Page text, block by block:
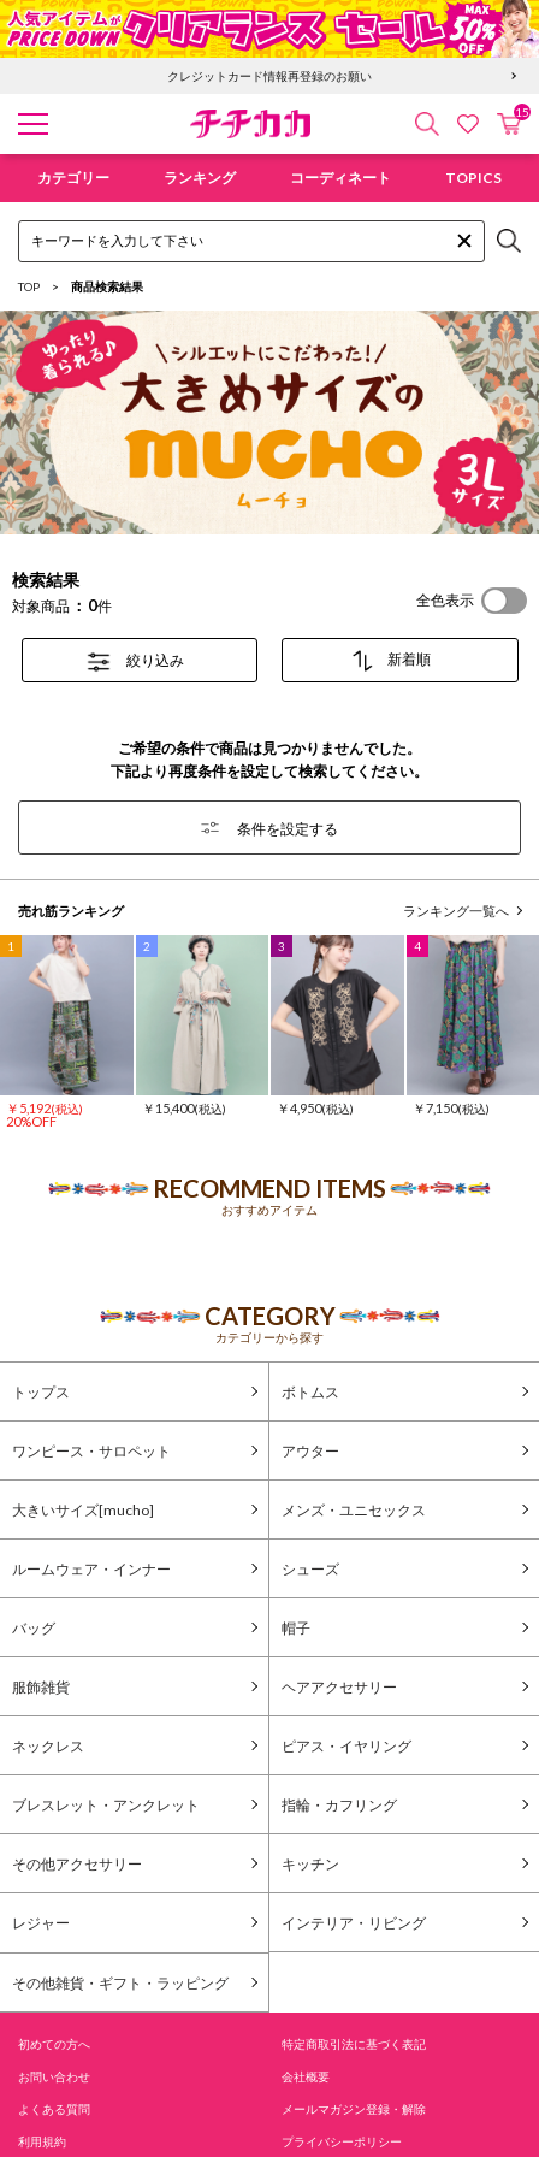
クレジットカード情報再登録のお願い
検索 お気にカ
15
カテゴリー ランキング コーディネート TOPICS
TOP 商品検索結果
検索結果
対象商品 0件 全色表示
絞り込み
ご希望の条件で商品は見つかりませんでした。
下記より再度条件を設定して検索してください。
条件を設定する
売れ筋ランキング ランキング一覧へ
1
￥5,192(税込)
20%OFF
2
￥15,400(税込)
3
￥4,950(税込)
4
￥7,150(税込)
RECOMMEND ITEMS
おすすめアイテム
CATEGORY
カテゴリーから探す
トップス ボトムス
ワンピース・サロペット アウター
大きいサイズ[mucho] メンズ・ユニセックス
ルームウェア・インナー シューズ
バッグ 帽子
服飾雑貨 ヘアアクセサリー
ネックレス ピアス・イヤリング
ブレスレット・アンクレット 指輪・カフリング
その他アクセサリー キッチン
レジャー インテリア・リビング
その他雑貨・ギフト・ラッピング
初めての方へ 特定商取引法に基づく表記
お問い合わせ 会社概要
よくある質問 メールマガジン登録・解除
利用規約 プライバシーポリシー